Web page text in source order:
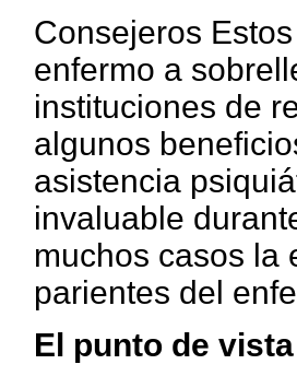
Consejeros
enfermo a
instituciones de
algunos
asistencia
invaluable
muchos casos la
parientes del
El punto de